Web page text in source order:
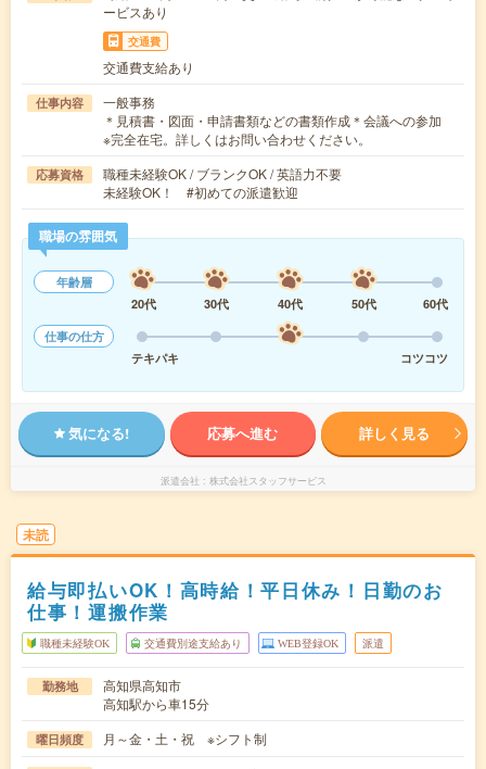
ービスあり
交通費
交通費支給あり
仕事内容
一般事務
＊見積書・図面・申請書類などの書類作成＊会議への参加
※完全在宅。詳しくはお問い合わせください。
応募資格
職種未経験OK / ブランクOK / 英語力不要
未経験OK！ #初めての派遣歓迎
職場の雰囲気
年齢層
20代
30代 40代 50代
60代
仕事の仕方
テキパキ
コツコツ
気になる! 応募へ進む 詳しく見る
派遣会社 株式会社スタッフサービス
未読
給与即払いOK！高時給！平日休み！日勤のお
仕事！運搬作業
職種未経験OK 交通費別途支給あり WEB登録OK 派遣
勤務地
高知県高知市
高知駅から車15分
曜日頻度 月～金・土・祝 ※シフト制